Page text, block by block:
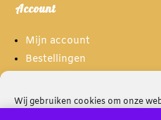
Wij gebruiken cookies om onze
Account
Mijn account
Bestellingen